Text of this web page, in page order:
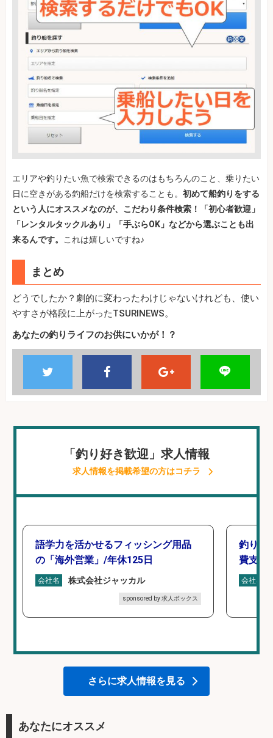
エリアや釣りたい魚で検索できるのはもちろんのこと、乗りたい
日に空きがある釣船だけを検索することも。 初めて船釣りをする
という人にオススメなのが、こだわり条件検索！「初心者歓迎」
「レンタルタックルあり」「手ぶらOK」などから選ぶことも出
来るんです。 これは嬉しいですね♪
まとめ
どうでしたか？劇的に変わったわけじゃないけれども、使い
やすさが格段に上がったTSURINEWS。
あなたの釣りライフのお供にいかが！？
「釣り好き歓迎」求人情報
求人情報を掲載希望の方はコチラ
語学力を活かせるフィッシング用品
の「海外営業」/年休125日
会社名 株式会社ジャッカル
sponsored by 求人ボックス
釣り具
費支給
会社名
さらに求人情報を見る
あなたにオススメ